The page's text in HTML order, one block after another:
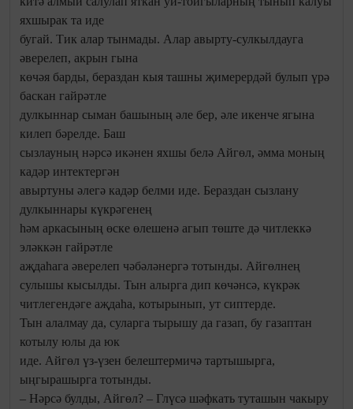
яхшырак та иде
бугай. Тик алар тынмады. Алар авырту-сулкылдауга
әверелеп, акрын гына
көчәя барды, бераздан кыя ташны җимерердәй булып үрә
баскан гайрәтле
дулкыннар сыман башының әле бер, әле икенче ягына
килеп бәрелде. Баш
сызлауның нәрсә икәнен яхшы белә Айгөл, әмма моның
кадәр интектергән
авыртуны әлегә кадәр белми иде. Бераздан сызлану
дулкыннары күкрәгенең
һәм аркасының өске өлешенә агып төште дә читлеккә
эләккән гайрәтле
аҗдаһага әверелеп чәбәләнергә тотынды. Айгөлнең
сулышы кысылды. Тын алырга дип көчәнсә, күкрәк
читлегендәге аҗдаһа, котырынып, ут сиптерде.
Тын алалмау да, суларга тырышу да газап, бу газаптан
котылу юлы да юк
иде. Айгөл үз-үзен белештермичә тартышырга,
ыңгырашырга тотынды.
– Нәрсә булды, Айгөл? – Глүсә шәфкать туташын чакыру